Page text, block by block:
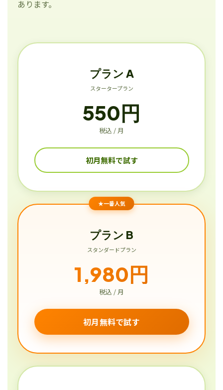
あります。
プラン A
スタータープラン
550円
税込 / 月
初月無料で試す
★一番人気
プラン B
スタンダードプラン
1,980円
税込 / 月
初月無料で試す